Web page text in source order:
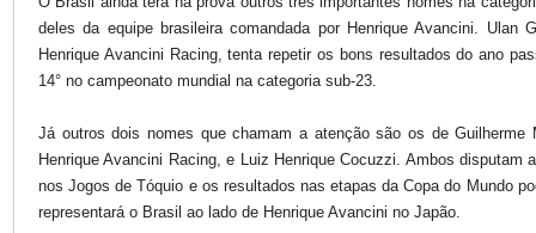
deles da equipe brasileira comandada por Henrique Avancini. Ulan
Henrique Avancini Racing, tenta repetir os bons resultados do ano
14° no campeonato mundial na categoria sub-23.
Já outros dois nomes que chamam a atenção são os de Guilherme
Henrique Avancini Racing, e Luiz Henrique Cocuzzi. Ambos disputam
nos Jogos de Tóquio e os resultados nas etapas da Copa do Mundo
representará o Brasil ao lado de Henrique Avancini no Japão.